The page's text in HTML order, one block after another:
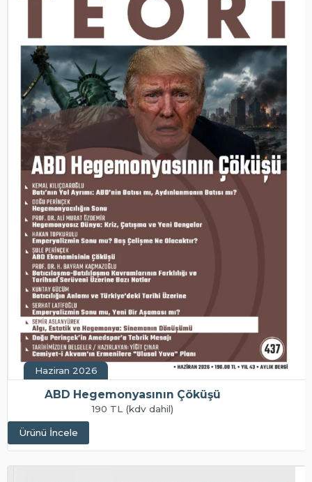
Haziran 2026
ABD Hegemonyasının Çöküşü
190 TL (kdv dahil)
Ürünü İncele